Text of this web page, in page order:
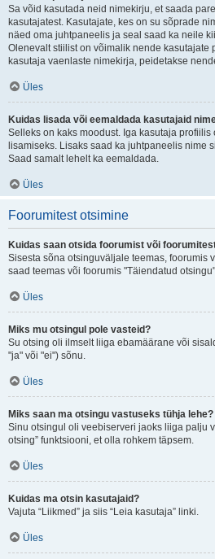
Sa võid kasutada neid nimekirju, et saada
kasutajatest. Kasutajate, kes on su sõprade
näed oma juhtpaneelis ja seal saad ka neile
Olenevalt stiilist on võimalik nende kasutajate
kasutaja vaenlaste nimekirja, peidetakse
Üles
Kuidas lisada või eemaldada kasutajaid
Selleks on kaks moodust. Iga kasutaja
lisamiseks. Lisaks saad ka juhtpaneelis nime
Saad samalt lehelt ka eemaldada.
Üles
Foorumitest otsimine
Kuidas saan otsida foorumist või
Sisesta sõna otsinguväljale teemas, foorumis
saad teemas või foorumis "Täiendatud
Üles
Miks mu otsingul pole vasteid?
Su otsing oli ilmselt liiga ebamäärane või
"ja" või "ei") sõnu.
Üles
Miks saan ma otsingu vastuseks tühja lehe?
Sinu otsingul oli veebiserveri jaoks liiga palju
otsing” funktsiooni, et olla rohkem täpsem.
Üles
Kuidas ma otsin kasutajaid?
Vajuta “Liikmed” ja siis “Leia kasutaja” linki.
Üles